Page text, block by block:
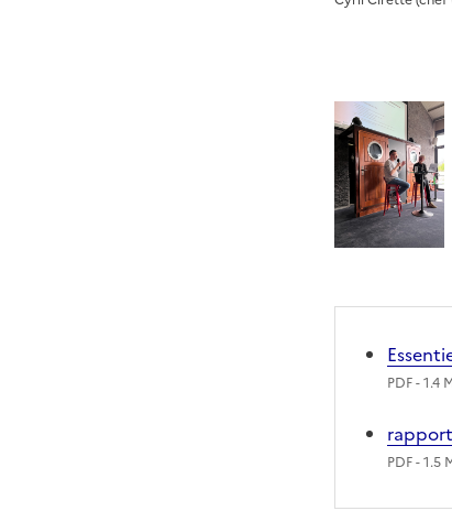
PDF- 1.4
PDF- 1.5